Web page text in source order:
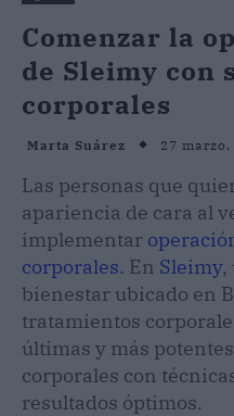
Comenzar la
de Sleimy con
corporales
Marta Suárez 27 marzo,
Las personas que
apariencia de cara al
implementar
corporales. En Sleimy,
bienestar ubicado en
tratamientos
últimas y más
corporales con
resultados óptimos.